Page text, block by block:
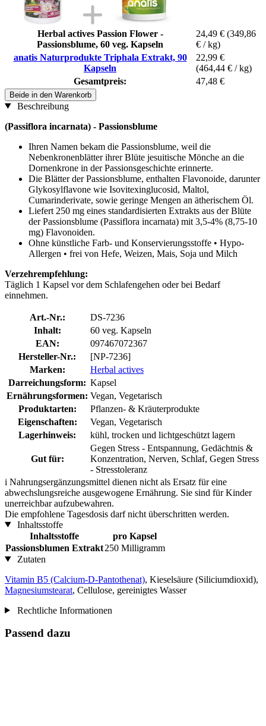
Herbal actives Passion Flower -
Passionsblume, 60 veg. Kapseln
24,49 € (349,86
€ / kg)
anatis Naturprodukte Triphala Extrakt, 90
Kapseln
22,99 €
(464,44 € / kg)
Gesamtpreis:
47,48 €
Beide in den Warenkorb
Beschreibung
(Passiflora incarnata) - Passionsblume
Ihren Namen bekam die Passionsblume, weil die
Nebenkronenblätter ihrer Blüte jesuitische Mönche an die
Dornenkrone in der Passionsgeschichte erinnerte.
Die Blätter der Passionsblume, enthalten Flavonoide, darunter
Glykosylflavone wie Isovitexinglucosid, Maltol,
Cumarinderivate, sowie geringe Mengen an ätherischem Öl.
Liefert 250 mg eines standardisierten Extrakts aus der Blüte
der Passionsblume (Passiflora incarnata) mit 3,5-4% (8,75-10
mg) Flavonoiden.
Ohne künstliche Farb- und Konservierungsstoffe • Hypo-
Allergen • frei von Hefe, Weizen, Mais, Soja und Milch
Verzehrempfehlung:
Täglich 1 Kapsel vor dem Schlafengehen oder bei Bedarf
einnehmen.
Art.-Nr.:
DS-7236
Inhalt:
60 veg. Kapseln
EAN:
097467072367
Hersteller-Nr.:
[NP-7236]
Marken:
Herbal actives
Darreichungsform: Kapsel
Ernährungsformen: Vegan, Vegetarisch
Produktarten:
Pflanzen- & Kräuterprodukte
Eigenschaften:
Vegan, Vegetarisch
Lagerhinweis:
kühl, trocken und lichtgeschützt lagern
Gut für:
Gegen Stress - Entspannung, Gedächtnis &
Konzentration, Nerven, Schlaf, Gegen Stress
- Stresstoleranz
i Nahrungsergänzungsmittel dienen nicht als Ersatz für eine
abwechslungsreiche ausgewogene Ernährung. Sie sind für Kinder
unerreichbar aufzubewahren.
Die empfohlene Tagesdosis darf nicht überschritten werden.
Inhaltsstoffe
Inhaltsstoffe
pro Kapsel
Passionsblumen Extrakt250 Milligramm
Zutaten
Vitamin B5 (Calcium-D-Pantothenat), Kieselsäure (Siliciumdioxid),
Magnesiumstearat, Cellulose, gereinigtes Wasser
Rechtliche Informationen
Passend dazu